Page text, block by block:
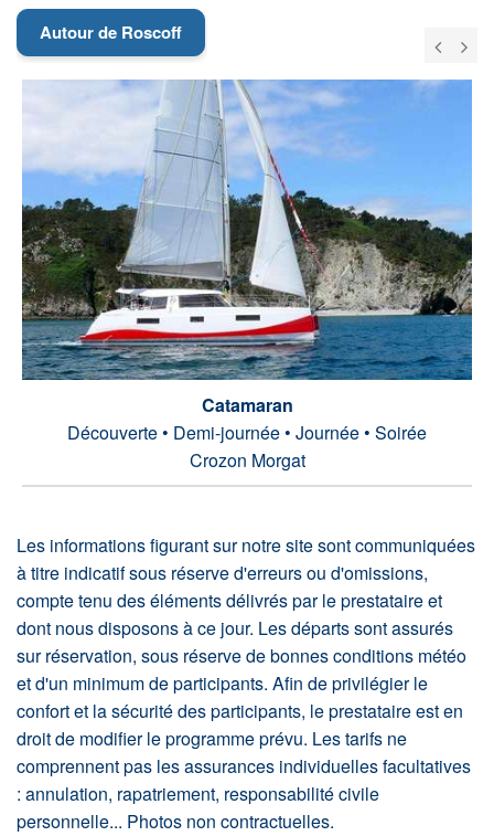
Autour de Roscoff
Catamaran
Découverte • Demi-journée • Journée • Soirée
Crozon Morgat
Les informations figurant sur notre site sont communiquées
à titre indicatif sous réserve d'erreurs ou d'omissions,
compte tenu des éléments délivrés par le prestataire et
dont nous disposons à ce jour. Les départs sont assurés
sur réservation, sous réserve de bonnes conditions météo
et d'un minimum de participants. Afin de privilégier le
confort et la sécurité des participants, le prestataire est en
droit de modifier le programme prévu. Les tarifs ne
comprennent pas les assurances individuelles facultatives
: annulation, rapatriement, responsabilité civile
personnelle... Photos non contractuelles.